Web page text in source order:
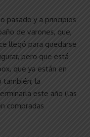
pasado y a principios
de varones, que,
llegó para quedarse
pero que está
que ya están en
también; la
este año (las
compradas